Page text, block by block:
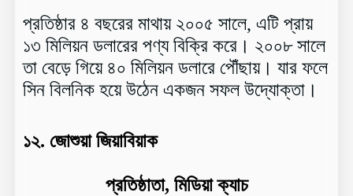
প্রতিষ্ঠার ৪ বছরের মাথায় ২০০৫ সালে, এটি প্রায়
১৩ মিলিয়ন ডলারের পণ্য বিক্রি করে। ২০০৮ সালে
তা বেড়ে গিয়ে ৪০ মিলিয়ন ডলারে পৌঁছায়। যার ফলে
সিন বিলনিক হয়ে উঠেন একজন সফল উদ্যোক্তা।
১২. জোশুয়া জিয়াবিয়াক
প্রতিষ্ঠাতা, মিডিয়া ক্যাচ